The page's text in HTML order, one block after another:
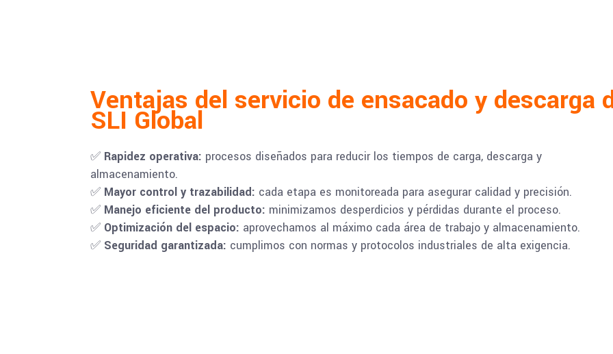
Ventajas del servicio de ensacado y descarga
SLI Global
✅ Rapidez operativa: procesos diseñados para reducir los tiempos de carga, descarga y
almacenamiento.
✅ Mayor control y trazabilidad: cada etapa es monitoreada para asegurar calidad y precisión.
✅ Manejo eficiente del producto: minimizamos desperdicios y pérdidas durante el proceso.
✅ Optimización del espacio: aprovechamos al máximo cada área de trabajo y almacenamiento.
✅ Seguridad garantizada: cumplimos con normas y protocolos industriales de alta exigencia.